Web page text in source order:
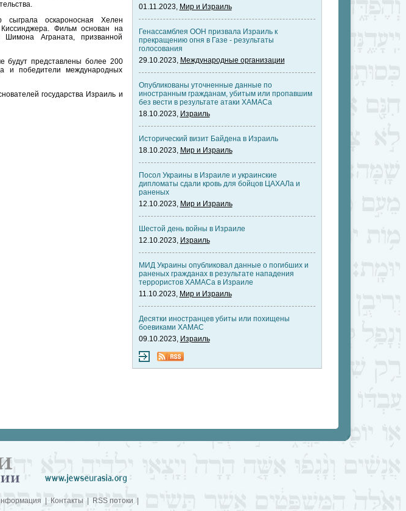
оскароносная Хелен
Фильм основан на
Аграната, призванной
будут представлены более 200
и победители международных
государства Израиль и
01.11.2023, Мир и Израиль
Генассамблея ООН призвала Израиль к
прекращению огня в Газе - результаты
голосования
29.10.2023, Международные организации
Опубликованы уточненные данные по
иностранным гражданам, убитым или пропавшим
без вести в результате атаки ХАМАСа
18.10.2023, Израиль
Исторический визит Байдена в Израиль
18.10.2023, Мир и Израиль
Посол Украины в Израиле и украинские
дипломаты сдали кровь для бойцов ЦАХАЛа и
раненых
12.10.2023, Мир и Израиль
Шестой день войны в Израиле
12.10.2023, Израиль
МИД Украины опубликовал данные о погибших и
раненых гражданах в результате нападения
террористов ХАМАСа в Израиле
11.10.2023, Мир и Израиль
Десятки иностранцев убиты или похищены
боевиками ХАМАС
09.10.2023, Израиль
Контакты RSS потоки